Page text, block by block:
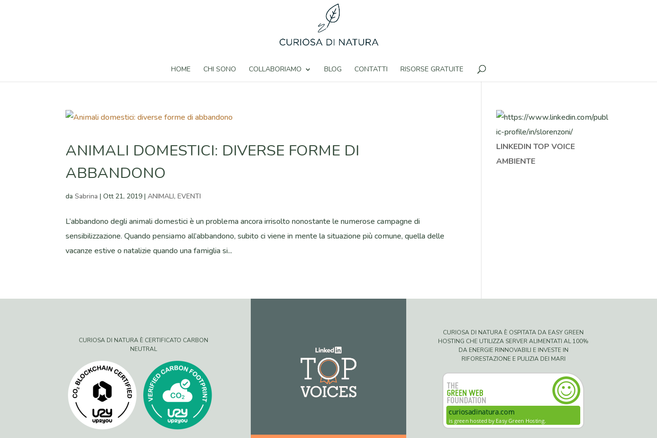
HOME CHI SONO COLLABORIAMO BLOG CONTATTI RISORSE GRATUITE
ANIMALI DOMESTICI: DIVERSE FORME DI
ABBANDONO
daSabrina |Ott 21, 2019 |ANIMALI,EVENTI
L’abbandono degli animali domestici è un problema ancora irrisolto nonostante le numerose campagne di
sensibilizzazione. Quando pensiamo all’abbandono, subito ci viene in mente la situazione più comune, quella delle
vacanze estive o natalizie quando una famiglia si...
LINKEDIN TOP VOICE
AMBIENTE
CURIOSA DI NATURA È CERTIFICATO CARBON
NEUTRAL
CURIOSA DI NATURA È OSPITATA DA EASY GREEN
HOSTING CHE UTILIZZA SERVER ALIMENTATI AL 100%
DA ENERGIE RINNOVABILI E INVESTE IN
RIFORESTAZIONE E PULIZIA DEI MARI